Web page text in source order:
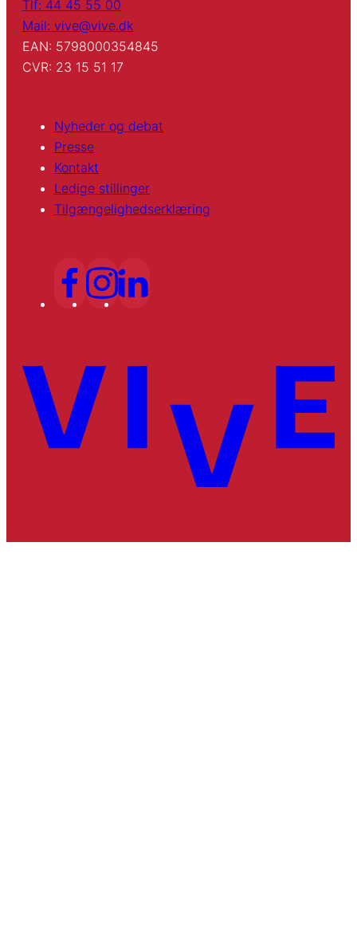
Tlf: 44 45 55 00
Mail: vive@vive.dk
EAN: 5798000354845
CVR: 23 15 51 17
Nyheder og debat
Presse
Kontakt
Ledige stillinger
Tilgængelighedserklæring